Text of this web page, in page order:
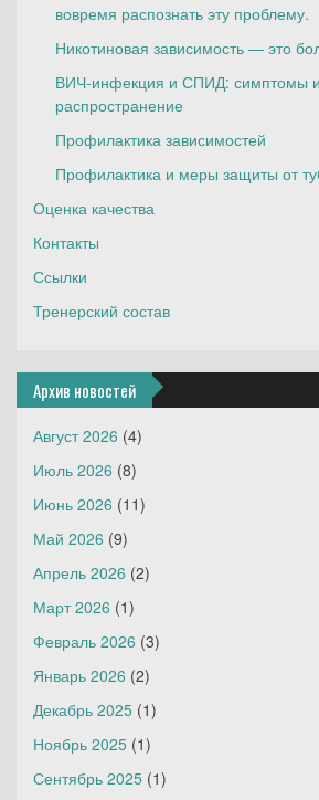
вовремя распознать эту проблему.
Никотиновая зависимость — это
ВИЧ-инфекция и СПИД: симптомы и
распространение
Профилактика зависимостей
Профилактика и меры защиты от
Оценка качества
Контакты
Ссылки
Тренерский состав
Архив новостей
Август 2026 (4)
Июль 2026 (8)
Июнь 2026 (11)
Май 2026 (9)
Апрель 2026 (2)
Март 2026 (1)
Февраль 2026 (3)
Январь 2026 (2)
Декабрь 2025 (1)
Ноябрь 2025 (1)
Сентябрь 2025 (1)